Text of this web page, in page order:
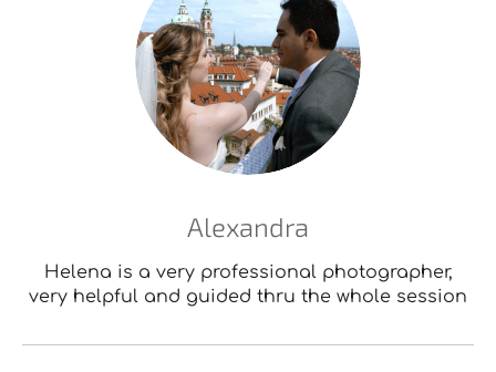
Alexandra
Helena is a very professional photographer,
very helpful and guided thru the whole session